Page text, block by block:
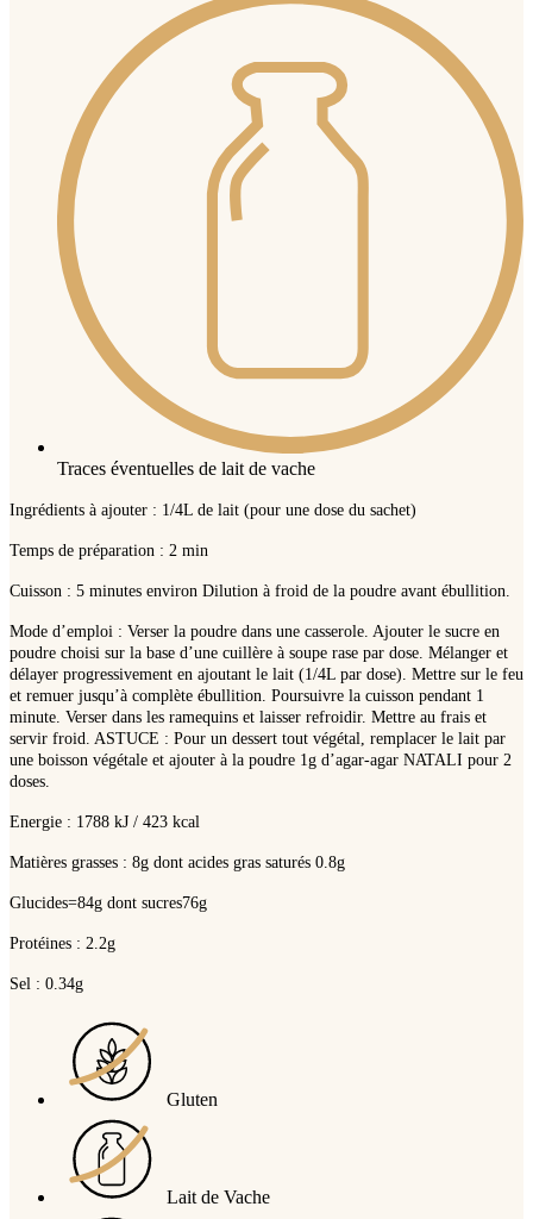
Traces éventuelles de lait de vache
Ingrédients à ajouter : 1/4L de lait (pour une dose du sachet)
Temps de préparation : 2 min
Cuisson : 5 minutes environ Dilution à froid de la poudre avant ébullition.
Mode d’emploi : Verser la poudre dans une casserole. Ajouter le sucre en
poudre choisi sur la base d’une cuillère à soupe rase par dose. Mélanger et
délayer progressivement en ajoutant le lait (1/4L par dose). Mettre sur le feu
et remuer jusqu’à complète ébullition. Poursuivre la cuisson pendant 1
minute. Verser dans les ramequins et laisser refroidir. Mettre au frais et
servir froid. ASTUCE : Pour un dessert tout végétal, remplacer le lait par
une boisson végétale et ajouter à la poudre 1g d’agar-agar NATALI pour 2
doses.
Energie : 1788 kJ / 423 kcal
Matières grasses : 8g dont acides gras saturés 0.8g
Glucides=84g dont sucres76g
Protéines : 2.2g
Sel : 0.34g
Gluten
Lait de Vache